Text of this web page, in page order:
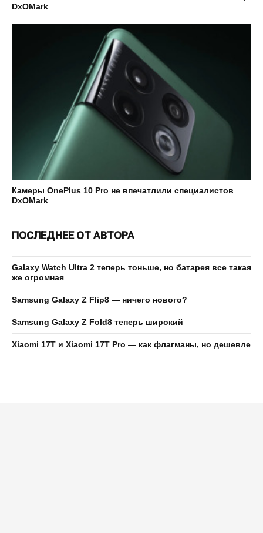
DxOMark
Камеры OnePlus 10 Pro не впечатлили специалистов
DxOMark
ПОСЛЕДНЕЕ ОТ АВТОРА
Galaxy Watch Ultra 2 теперь тоньше, но батарея все такая
же огромная
Samsung Galaxy Z Flip8 — ничего нового?
Samsung Galaxy Z Fold8 теперь широкий
Xiaomi 17T и Xiaomi 17T Pro — как флагманы, но дешевле